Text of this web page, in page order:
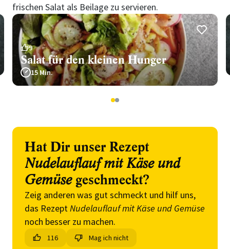
frischen Salat als Beilage zu servieren.
9
Salat für den kleinen Hunger
15 Min.
12
Hat Dir unser Rezept
Nudelauflauf mit Käse und
Gemüsegeschmeckt?
Zeig anderen was gut schmeckt und hilf uns,
das RezeptNudelauflauf mit Käse und Gemüse
noch besser zu machen.
116 Mag ich nicht